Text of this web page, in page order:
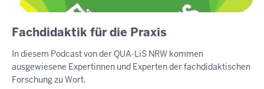
Fachdidaktik für die Praxis
In diesem Podcast von der QUA-LiS NRW kommen
ausgewiesene Expertinnen und Experten der fachdidaktischen
Forschung zu Wort.